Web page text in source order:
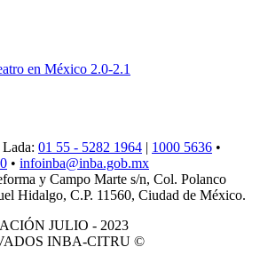
en México 2.0-2.1
Lada: 01 55 - 5282 1964 | 1000 5636 •
• infoinba@inba.gob.mx
y Campo Marte s/n, Col. Polanco
Hidalgo, C.P. 11560, Ciudad de México.
JULIO - 2023
INBA-CITRU ©